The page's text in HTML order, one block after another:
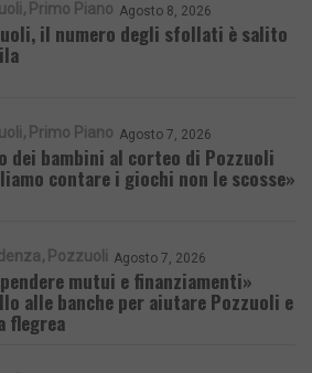
Primo Piano Agosto 8, 2026
il numero degli sfollati è salito
Primo Piano Agosto 7, 2026
dei bambini al corteo di Pozzuoli
contare i giochi non le scosse»
Pozzuoli Agosto 7, 2026
mutui e finanziamenti»
alle banche per aiutare Pozzuoli e
flegrea